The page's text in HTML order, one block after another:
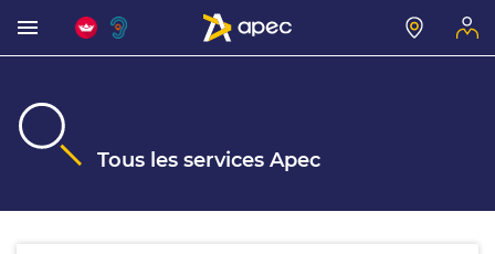
Tous les services Apec